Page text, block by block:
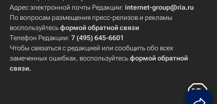
Адрес электронной почты Редакции: internet-group@ria.ru
По вопросам размещения пресс-релизов и рекламы
воспользуйтесьформой обратной связи
Телефон Редакции: 7 (495) 645-6601
Чтобы связаться с редакцией или сообщить обо всех
замеченных ошибках, воспользуйтесьформой обратной
связи.